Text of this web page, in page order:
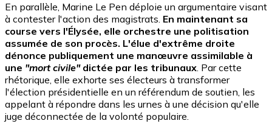
En parallèle, Marine Le Pen déploie un argumentaire visant
à contester l'action des magistrats. En maintenant sa
course vers l'Élysée, elle orchestre une politisation
assumée de son procès. L'élue d'extrême droite
dénonce publiquement une manœuvre assimilable à
une "mort civile"dictée par les tribunaux. Par cette
rhétorique, elle exhorte ses électeurs à transformer
l'élection présidentielle en un référendum de soutien, les
appelant à répondre dans les urnes à une décision qu'elle
juge déconnectée de la volonté populaire.